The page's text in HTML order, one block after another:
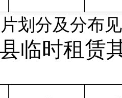
划分及分布
临时租赁